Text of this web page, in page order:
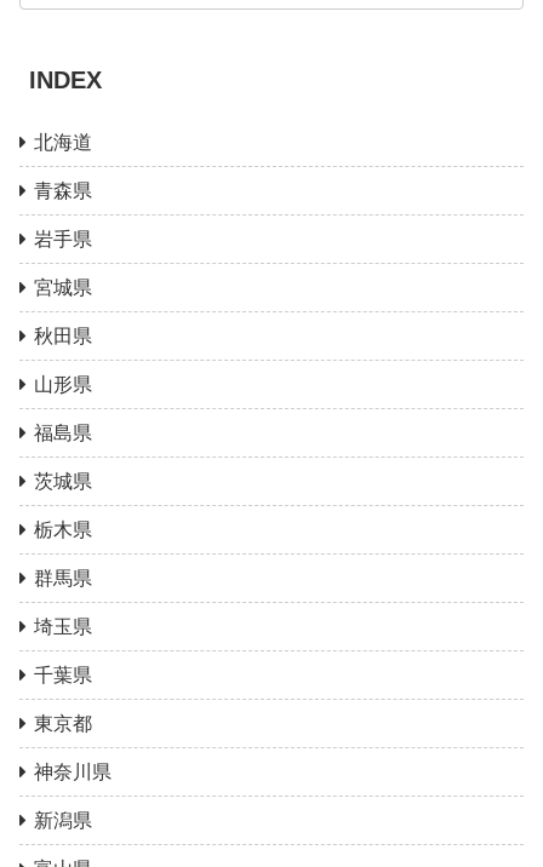
INDEX
北海道
青森県
岩手県
宮城県
秋田県
山形県
福島県
茨城県
栃木県
群馬県
埼玉県
千葉県
東京都
神奈川県
新潟県